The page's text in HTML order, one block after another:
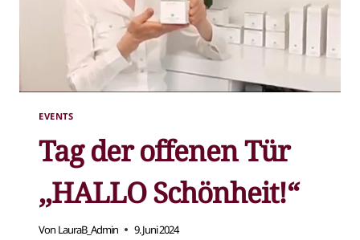
EVENTS
Tag der offenen Tür
,,HALLO Schönheit!“
Von LauraB_Admin 9. Juni 2024